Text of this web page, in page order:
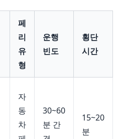
페
리
유
형
운행
빈도
횡단
시간
자
동
차
30~60
분 간
15~20
분